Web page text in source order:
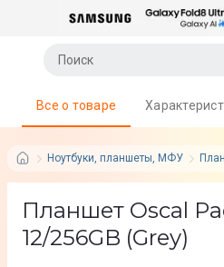
Ноутбуки, планшеты, МФУ
Все о товаре
Планшет Oscal
12/256GB (Grey)